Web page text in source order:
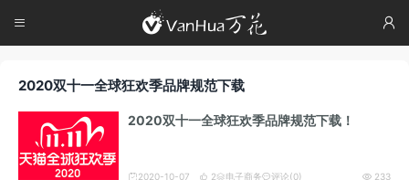

 
2020双十一全球狂欢季品牌规范下载
2020双十一全球狂欢季品牌规范下载！
 2020-10-07  2  233
 电子商务评论(0)